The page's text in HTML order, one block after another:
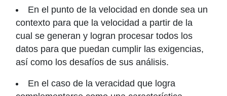
En el punto de la velocidad en donde sea un
contexto para que la velocidad a partir de la
cual se generan y logran procesar todos los
datos para que puedan cumplir las exigencias,
así como los desafíos de sus análisis.
En el caso de la veracidad que logra